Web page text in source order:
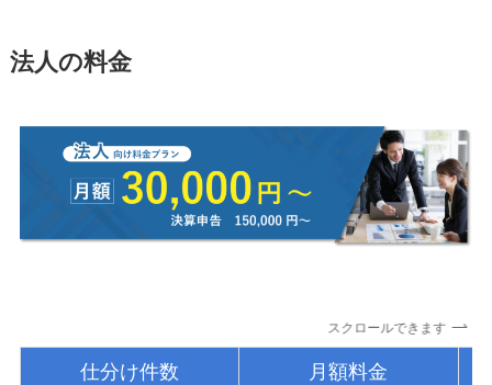
法人の料金
スクロールできます
仕分け件数 月額料金